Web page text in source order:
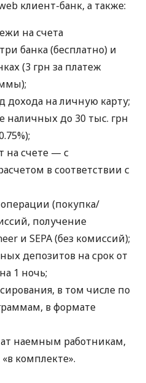
клиент-банк, а также:
на счета
банка (бесплатно) и
(3 грн за платеж
дохода на личную карту;
наличных до 30 тыс. грн
на счете — с
в соответствии с
(покупка/
получение
и SEPA (без комиссий);
депозитов на срок от
1 ночь;
в том числе по
в формате
наемным работникам,
комплекте».